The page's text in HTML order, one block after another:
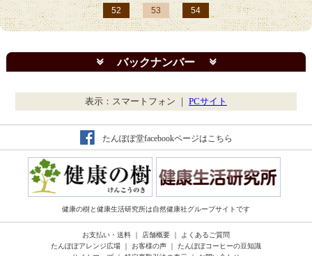
52 53 54
バックナンバー
表示：スマートフォン ｜ PCサイト
たんぽぽ堂facebookページはこちら
健康の樹と健康生活研究所は自然健康社グループサイトです
お支払い・送料 ｜ 店舗概要 ｜
よくあるご質問
たんぽぽアレンジ広場 ｜ お客様の声 ｜ たんぽぽコーヒーの豆知識